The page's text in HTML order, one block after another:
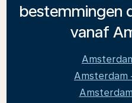
bestemmingen
vanaf
Amsterdam